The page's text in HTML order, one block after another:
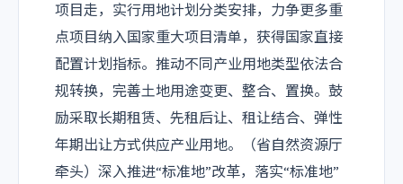
项目走，实行用地计划分类安排，力争更多重
点项目纳入国家重大项目清单，获得国家直接
配置计划指标。推动不同产业用地类型依法合
规转换，完善土地用途变更、整合、置换。鼓
励采取长期租赁、先租后让、租让结合、弹性
年期出让方式供应产业用地。（省自然资源厅
牵头）深入推进“标准地”改革，落实“标准地”